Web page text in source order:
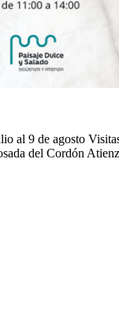
al 9 de agosto
del Cordón